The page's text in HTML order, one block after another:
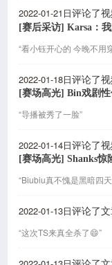
2022-01-21日评论了视
[赛后采访] Karsa：
“看小钰开心的 今晚不用
2022-01-18日评论了
“导播被秀了一脸”
2022-01-14日评论了
[赛场高光] Shanks惊
“Biubiu真不愧是黑暗四
2022-01-13日评论了
“这次TS来真全杀了😄”